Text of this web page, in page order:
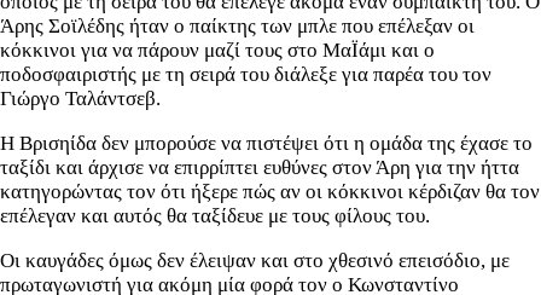
Άρης Σοϊλέδης ήταν ο παίκτης των μπλε που επέλεξαν οι
κόκκινοι για να πάρουν μαζί τους στο ΜαΪάμι και ο
ποδοσφαιριστής με τη σειρά του διάλεξε για παρέα του τον
Γιώργο Ταλάντσεβ.
Η Βρισηίδα δεν μπορούσε να πιστέψει ότι η ομάδα της έχασε το
ταξίδι και άρχισε να επιρρίπτει ευθύνες στον Άρη για την ήττα
κατηγορώντας τον ότι ήξερε πώς αν οι κόκκινοι κέρδιζαν θα τον
επέλεγαν και αυτός θα ταξίδευε με τους φίλους του.
Οι καυγάδες όμως δεν έλειψαν και στο χθεσινό επεισόδιο, με
πρωταγωνιστή για ακόμη μία φορά τον ο Κωνσταντίνο